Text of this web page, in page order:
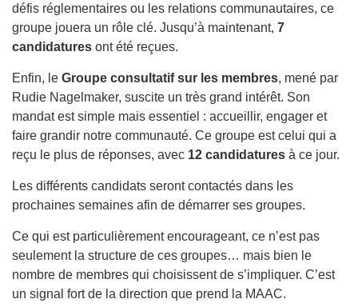
défis réglementaires ou les relations communautaires, ce
groupe jouera un rôle clé. Jusqu’à maintenant, 7
candidatures ont été reçues.
Enfin, le Groupe consultatif sur les membres, mené par
Rudie Nagelmaker, suscite un très grand intérêt. Son
mandat est simple mais essentiel : accueillir, engager et
faire grandir notre communauté. Ce groupe est celui qui a
reçu le plus de réponses, avec 12 candidatures à ce jour.
Les différents candidats seront contactés dans les
prochaines semaines afin de démarrer ses groupes.
Ce qui est particulièrement encourageant, ce n’est pas
seulement la structure de ces groupes… mais bien le
nombre de membres qui choisissent de s’impliquer. C’est
un signal fort de la direction que prend la MAAC.